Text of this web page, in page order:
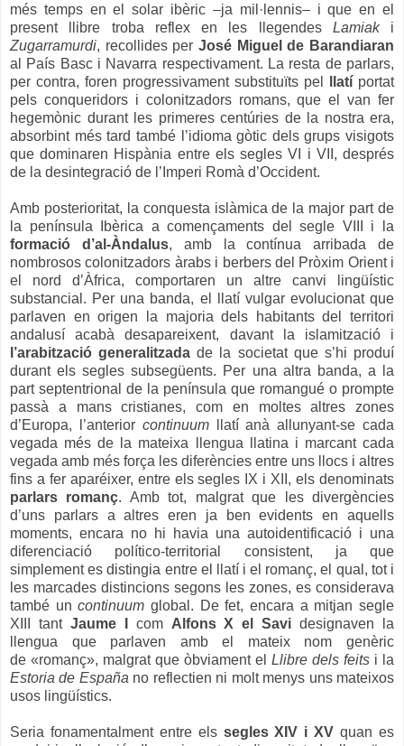
més temps en el solar ibèric –ja mil·lennis– i que en el
present llibre troba reflex en les llegendes Lamiaki
Zugarramurdi, recollides per José Miguel de Barandiaran
al País Basc i Navarra respectivament. La resta de parlars,
per contra, foren progressivament substituïts pel
llatí portat
pels conqueridors i colonitzadors romans, que el van fer
hegemònic durant les primeres centúries de la nostra era,
absorbint més tard també l’idioma gòtic dels grups visigots
que dominaren Hispània entre els segles VI i VII, després
de la desintegració de l’Imperi Romà d’Occident.
Amb posterioritat, la conquesta islàmica de la major part de
la península Ibèrica a començaments del segle VIII i la
formació d’al-Àndalus, amb la contínua arribada de
nombrosos colonitzadors àrabs i berbers del Pròxim Orient i
el nord d’Àfrica, comportaren un altre canvi lingüístic
substancial. Per una banda, el llatí vulgar evolucionat que
parlaven en origen la majoria dels habitants del territori
andalusí acabà desapareixent, davant la islamització i
l’arabització generalitzada de la societat que s’hi produí
durant els segles subsegüents. Per una altra banda, a la
part septentrional de la península que romangué o prompte
passà a mans cristianes, com en moltes altres zones
d’Europa, l’anterior continuumllatí anà allunyant-se cada
vegada més de la mateixa llengua llatina i marcant cada
vegada amb més força les diferències entre uns llocs i altres
fins a fer aparéixer, entre els segles IX i XII, els denominats
parlars romanç. Amb tot, malgrat que les divergències
d’uns parlars a altres eren ja ben evidents en aquells
moments, encara no hi havia una autoidentificació i una
diferenciació político-territorial consistent, ja que
simplement es distingia entre el llatí i el romanç, el qual, tot i
les marcades distincions segons les zones, es considerava
també uncontinuum global. De fet, encara a mitjan segle
XIII tant Jaume I com Alfons X el Savi designaven la
llengua que parlaven amb el mateix nom genèric
de «romanç», malgrat que òbviament el Llibre dels feits i la
Estoria de España no reflectien ni molt menys uns mateixos
usos lingüístics.
Seria fonamentalment entre els segles XIV i XV quan es